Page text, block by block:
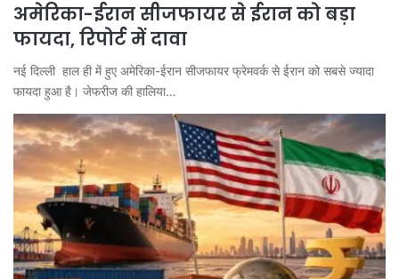
अमेरिका-ईरान सीजफायर से ईरान को बड़ा
फायदा, रिपोर्ट में दावा
नई दिल्‍ली हाल ही में हुए अमेरिका-ईरान सीजफायर फ्रेमवर्क से ईरान को सबसे ज्‍यादा
फायदा हुआ है। जेफरीज की हालिया…